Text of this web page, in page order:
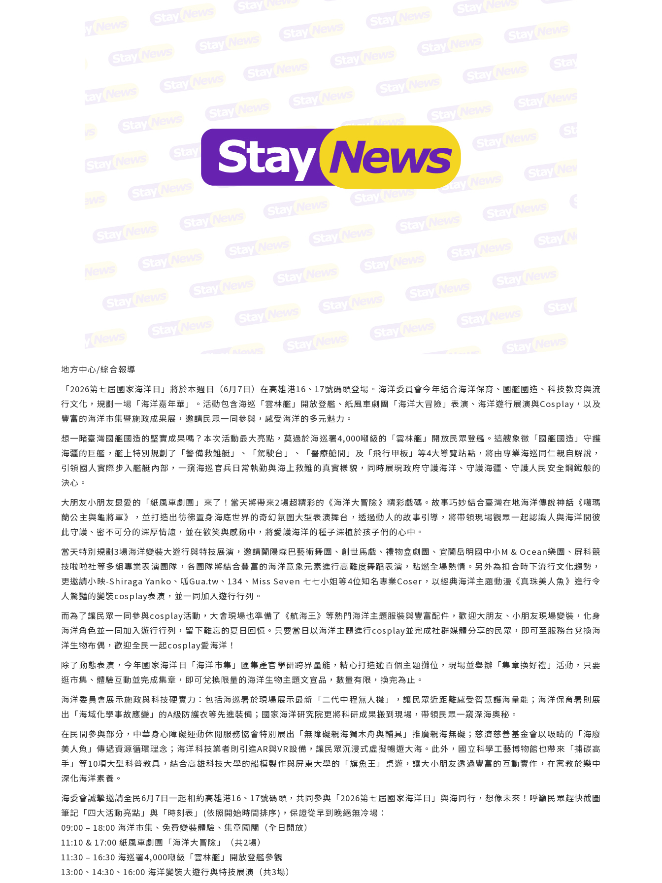
地方中心/綜合報導
「2026第七屆國家海洋日」將於本週日（6月7日）在高雄港16、17號碼頭登場。海洋委員會今年結合海洋保育、國艦國造、科技教育與流
行文化，規劃一場「海洋嘉年華」。活動包含海巡「雲林艦」開放登艦、紙風車劇團「海洋大冒險」表演、海洋遊行展演與Cosplay，以及
豐富的海洋市集暨施政成果展，邀請民眾一同參與，感受海洋的多元魅力。
想一睹臺灣國艦國造的堅實成果嗎？本次活動最大亮點，莫過於海巡署4,000噸級的「雲林艦」開放民眾登艦。這艘象徵「國艦國造」守護
海疆的巨艦，艦上特別規劃了「警備救難艇」、「駕駛台」、「醫療艙間」及「飛行甲板」等4大導覽站點，將由專業海巡同仁親自解說，
引領國人實際步入艦艇內部，一窺海巡官兵日常執勤與海上救難的真實樣貌，同時展現政府守護海洋、守護海疆、守護人民安全鋼鐵般的
決心。
大朋友小朋友最愛的「紙風車劇團」來了！當天將帶來2場超精彩的《海洋大冒險》精彩戲碼。故事巧妙結合臺灣在地海洋傳說神話《噶瑪
蘭公主與龜將軍》，並打造出彷彿置身海底世界的奇幻氛圍大型表演舞台，透過動人的故事引導，將帶領現場觀眾一起認識人與海洋間彼
此守護、密不可分的深厚情誼，並在歡笑與感動中，將愛護海洋的種子深植於孩子們的心中。
當天特別規劃3場海洋變裝大遊行與特技展演，邀請蘭陽森巴藝術舞團、創世馬戲、禮物盒劇團、宜蘭岳明國中小M & Ocean樂團、屏科競
技啦啦社等多組專業表演團隊，各團隊將結合豐富的海洋意象元素進行高難度舞蹈表演，點燃全場熱情。另外為扣合時下流行文化趨勢，
更邀請小映-Shiraga Yanko、呱Gua.tw、134、Miss Seven 七七小姐等4位知名專業Coser，以經典海洋主題動漫《真珠美人魚》進行令
人驚豔的變裝cosplay表演，並一同加入遊行行列。
而為了讓民眾一同參與cosplay活動，大會現場也準備了《航海王》等熱門海洋主題服裝與豐富配件，歡迎大朋友、小朋友現場變裝，化身
海洋角色並一同加入遊行行列，留下難忘的夏日回憶。只要當日以海洋主題進行cosplay並完成社群媒體分享的民眾，即可至服務台兌換海
洋生物布偶，歡迎全民一起cosplay愛海洋！
除了動態表演，今年國家海洋日「海洋市集」匯集產官學研跨界量能，精心打造逾百個主題攤位，現場並舉辦「集章換好禮」活動，只要
逛市集、體驗互動並完成集章，即可兌換限量的海洋生物主題文宣品，數量有限，換完為止。
海洋委員會展示施政與科技硬實力：包括海巡署於現場展示最新「二代中程無人機」，讓民眾近距離感受智慧護海量能；海洋保育署則展
出「海域化學事故應變」的A級防護衣等先進裝備；國家海洋研究院更將科研成果搬到現場，帶領民眾一窺深海奧秘。
在民間參與部分，中華身心障礙運動休閒服務協會特別展出「無障礙親海獨木舟與輔具」推廣親海無礙；慈濟慈善基金會以吸睛的「海廢
美人魚」傳遞資源循環理念；海洋科技業者則引進AR與VR設備，讓民眾沉浸式虛擬暢遊大海。此外，國立科學工藝博物館也帶來「捕碳高
手」等10項大型科普教具，結合高雄科技大學的船模製作與屏東大學的「旗魚王」桌遊，讓大小朋友透過豐富的互動實作，在寓教於樂中
深化海洋素養。
海委會誠摯邀請全民6月7日一起相約高雄港16、17號碼頭，共同參與「2026第七屆國家海洋日」與海同行，想像未來！呼籲民眾趕快截圖
筆記「四大活動亮點」與「時刻表」(依照開始時間排序)，保證從早到晚絕無冷場：
09:00 – 18:00 海洋市集、免費變裝體驗、集章闖關（全日開放）
11:10 & 17:00 紙風車劇團「海洋大冒險」（共2場）
11:30 – 16:30 海巡署4,000噸級「雲林艦」開放登艦參觀
13:00、14:30、16:00 海洋變裝大遊行與特技展演（共3場）